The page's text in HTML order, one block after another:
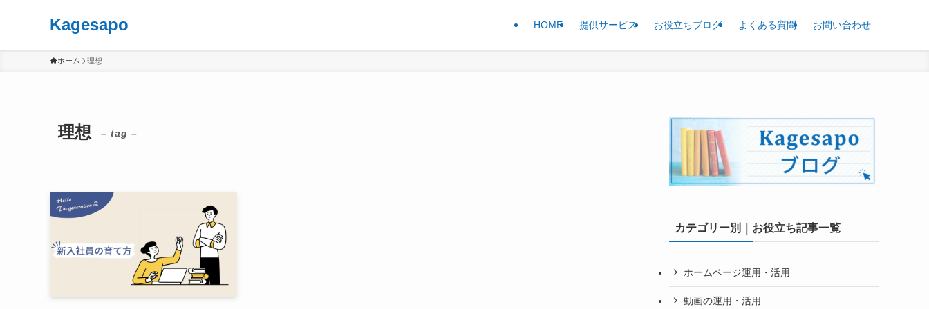
Kagesapo HOME 提供サービス お役立ちブログ よくある質問 お問い合わせ
ホーム 理想
理想 – tag –
カテゴリー別｜お役立ち記事一覧
ホームページ運用・活用
動画の運用・活用